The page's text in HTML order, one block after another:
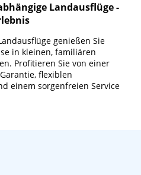
Landausflüge -
genießen Sie
in kleinen, familiären
Profitieren Sie von einer
flexiblen
einem sorgenfreien Service